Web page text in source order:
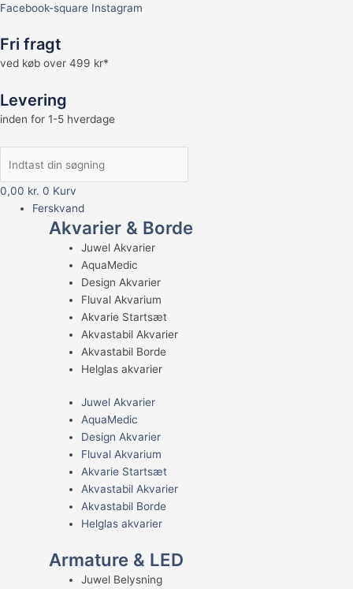
Facebook-square Instagram
Fri fragt
ved køb over 499 kr*
Levering
inden for 1-5 hverdage
0,00 kr. 0 Kurv
Ferskvand
Akvarier & Borde
Juwel Akvarier
AquaMedic
Design Akvarier
Fluval Akvarium
Akvarie Startsæt
Akvastabil Akvarier
Akvastabil Borde
Helglas akvarier
Juwel Akvarier
AquaMedic
Design Akvarier
Fluval Akvarium
Akvarie Startsæt
Akvastabil Akvarier
Akvastabil Borde
Helglas akvarier
Armature & LED
Juwel Belysning